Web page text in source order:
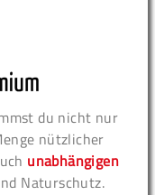
du nicht nur
nützlicher
unabhängigen
Naturschutz.